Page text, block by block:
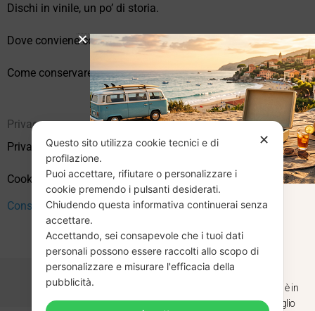
Dischi in vinile, un po’ di storia.
Dove conviene comprare vinili online?
Come conservare correttamente i vinili usati
Privacy
Privacy Policy
Cookie Policy (UE)
Consenso
✕
Questo sito utilizza cookie tecnici e di
profilazione.
Puoi accettare, rifiutare o personalizzare i
cookie premendo i pulsanti desiderati.
Chiudendo questa informativa continuerai senza
accettare.
Accettando, sei consapevole che i tuoi dati
personali possono essere raccolti allo scopo di
personalizzare e misurare l'efficacia della
pubblicità.
CHIUSURA
ESTIVA
Dal 29 luglio al 31 agosto venditaviniliusati.it è in
pausa estiva. Gli ordini ricevuti entro il 29 luglio